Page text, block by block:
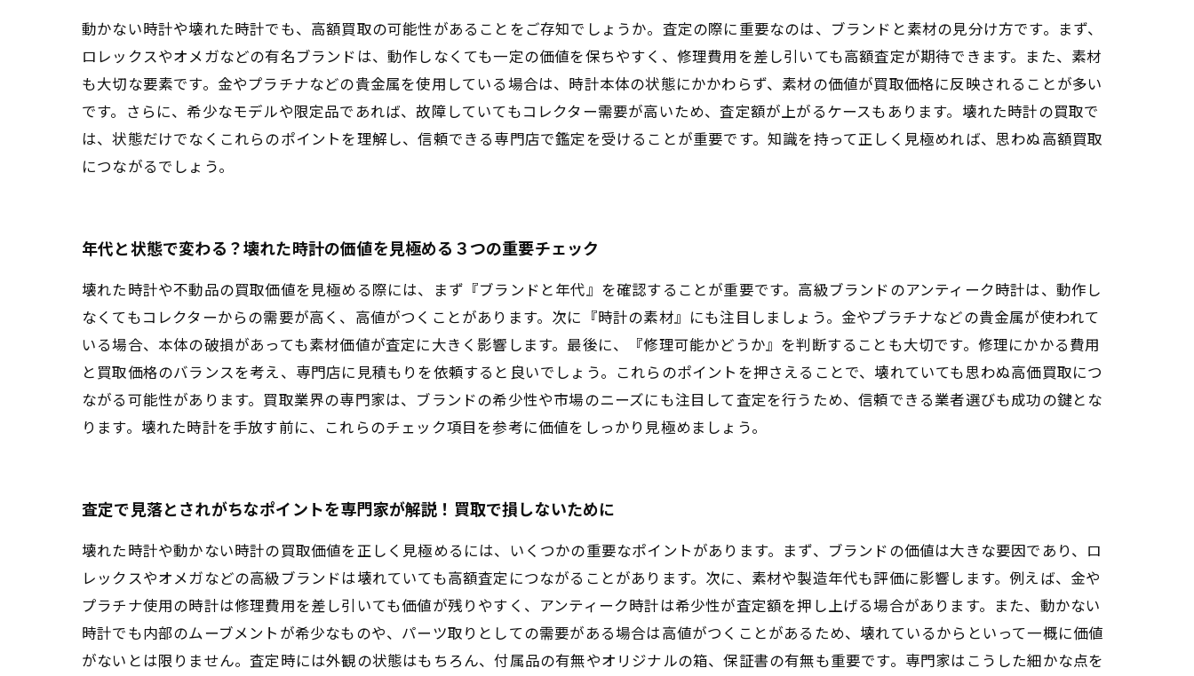
動かない時計や壊れた時計でも、高額買取の可能性があることをご存知でしょうか。査定の際に重要なのは、ブランドと素材の見分け方です。まず、
ロレックスやオメガなどの有名ブランドは、動作しなくても一定の価値を保ちやすく、修理費用を差し引いても高額査定が期待できます。また、素材
も大切な要素です。金やプラチナなどの貴金属を使用している場合は、時計本体の状態にかかわらず、素材の価値が買取価格に反映されることが多い
です。さらに、希少なモデルや限定品であれば、故障していてもコレクター需要が高いため、査定額が上がるケースもあります。壊れた時計の買取で
は、状態だけでなくこれらのポイントを理解し、信頼できる専門店で鑑定を受けることが重要です。知識を持って正しく見極めれば、思わぬ高額買取
につながるでしょう。
年代と状態で変わる？壊れた時計の価値を見極める３つの重要チェック
壊れた時計や不動品の買取価値を見極める際には、まず『ブランドと年代』を確認することが重要です。高級ブランドのアンティーク時計は、動作し
なくてもコレクターからの需要が高く、高値がつくことがあります。次に『時計の素材』にも注目しましょう。金やプラチナなどの貴金属が使われて
いる場合、本体の破損があっても素材価値が査定に大きく影響します。最後に、『修理可能かどうか』を判断することも大切です。修理にかかる費用
と買取価格のバランスを考え、専門店に見積もりを依頼すると良いでしょう。これらのポイントを押さえることで、壊れていても思わぬ高価買取につ
ながる可能性があります。買取業界の専門家は、ブランドの希少性や市場のニーズにも注目して査定を行うため、信頼できる業者選びも成功の鍵とな
ります。壊れた時計を手放す前に、これらのチェック項目を参考に価値をしっかり見極めましょう。
査定で見落とされがちなポイントを専門家が解説！買取で損しないために
壊れた時計や動かない時計の買取価値を正しく見極めるには、いくつかの重要なポイントがあります。まず、ブランドの価値は大きな要因であり、ロ
レックスやオメガなどの高級ブランドは壊れていても高額査定につながることがあります。次に、素材や製造年代も評価に影響します。例えば、金や
プラチナ使用の時計は修理費用を差し引いても価値が残りやすく、アンティーク時計は希少性が査定額を押し上げる場合があります。また、動かない
時計でも内部のムーブメントが希少なものや、パーツ取りとしての需要がある場合は高値がつくことがあるため、壊れているからといって一概に価値
がないとは限りません。査定時には外観の状態はもちろん、付属品の有無やオリジナルの箱、保証書の有無も重要です。専門家はこうした細かな点を